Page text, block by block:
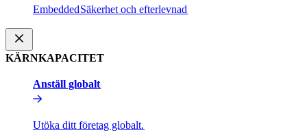
Embedded​​Säkerhet och efterlevnad​​
KÄRNKAPACITET​​
Anställ globalt​​
Utöka ditt företag globalt.​​